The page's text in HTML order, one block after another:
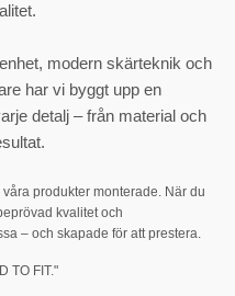
modern skärteknik och
har vi byggt upp en
detalj – från material och
produkter monterade. När du
kvalitet och
– och skapade för att prestera.
TO FIT."